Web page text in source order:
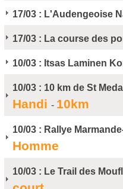
17/03 : L'Audengeoise
17/03 : La course des
10/03 : Itsas Laminen
10/03 : 10 km de St
Handi - 10km
10/03 : Rallye
Homme
10/03 : Le Trail des